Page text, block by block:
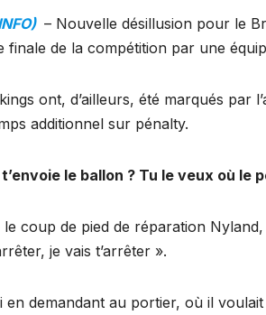
– Nouvelle désillusion pour le
finale de la compétition par une
ont, d’ailleurs, été marqués par
additionnel sur pénalty.
le ballon ? Tu le veux où le
le coup de pied de réparation
je vais t’arrêter ».
demandant au portier, où il voulait